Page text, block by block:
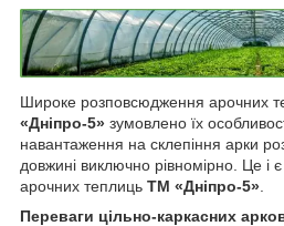
Широке розповсюдження арочних
«Дніпро-5» зумовлено їх
навантаження на склепіння арки
довжині виключно рівномірно. Це і
арочних теплиць ТМ «Дніпро-5»
Переваги цільно-каркасних